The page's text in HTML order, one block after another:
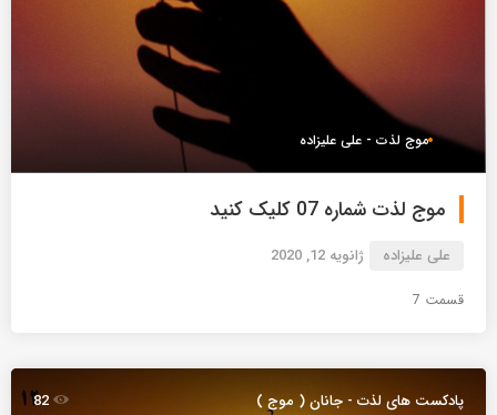
موج لذت - علی علیزاده
موج لذت شماره 07 کلیک کنید
علی علیزاده ژانویه 12, 2020
قسمت 7
پادکست های لذت - جانان ( موج )